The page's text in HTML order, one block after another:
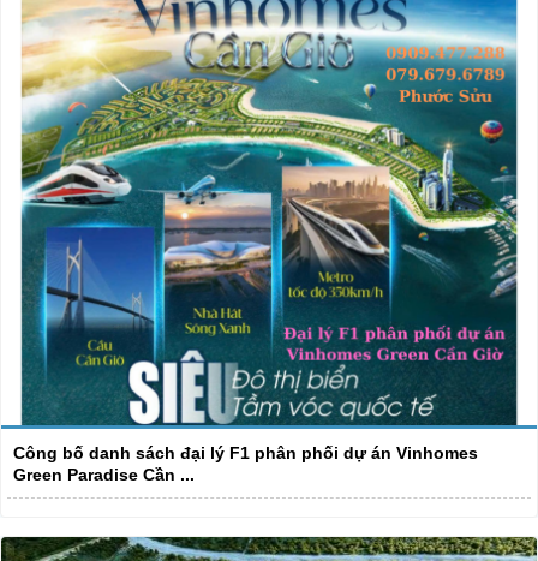
Công bố danh sách đại lý F1 phân phối dự án Vinhomes
Green Paradise Cần ...